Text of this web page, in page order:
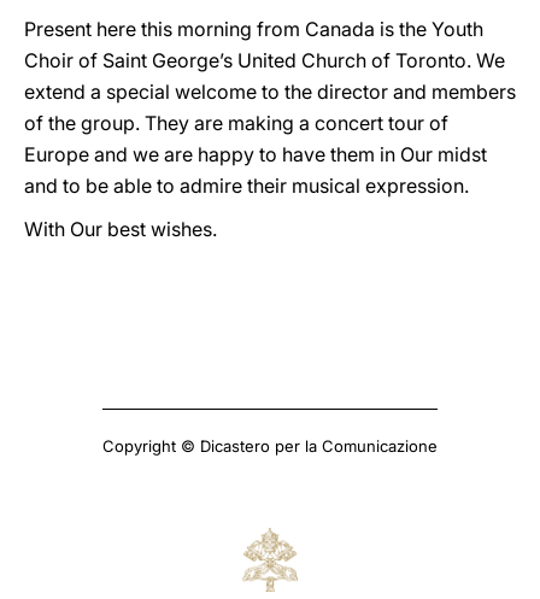
Present here this morning from Canada is the Youth
Choir of Saint George’s United Church of Toronto. We
extend a special welcome to the director and members
of the group. They are making a concert tour of
Europe and we are happy to have them in Our midst
and to be able to admire their musical expression.
With Our best wishes.
Copyright © Dicastero per la Comunicazione